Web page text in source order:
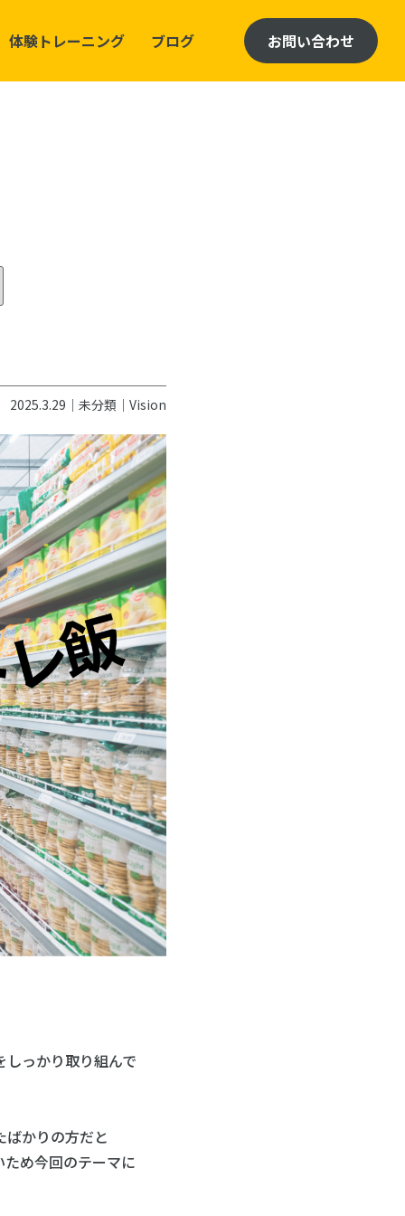
体験トレーニング ブログ お問い合わせ
2025.3.29｜ 未分類 ｜ Vision
っかり取り組んで
かりの方だと
め今回のテーマに